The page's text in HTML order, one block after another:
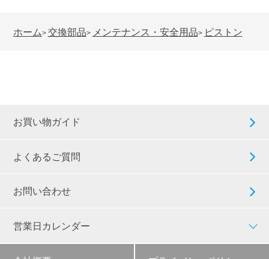
ホーム> 交換部品> メンテナンス・安全用品> ピストン
お買い物ガイド
よくあるご質問
お問い合わせ
営業日カレンダー